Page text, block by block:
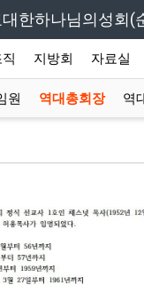
한하나님의성회(
지방회 자료실
원 역대총회장 역